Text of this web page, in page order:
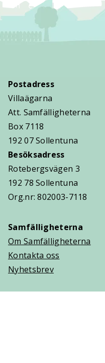
Postadress
Villaägarna
Att. Samfälligheterna
Box 7118
192 07 Sollentuna
Besöksadress
Rotebergsvägen 3
192 78 Sollentuna
Org.nr: 802003-7118
Samfälligheterna
Om Samfälligheterna
Kontakta oss
Nyhetsbrev